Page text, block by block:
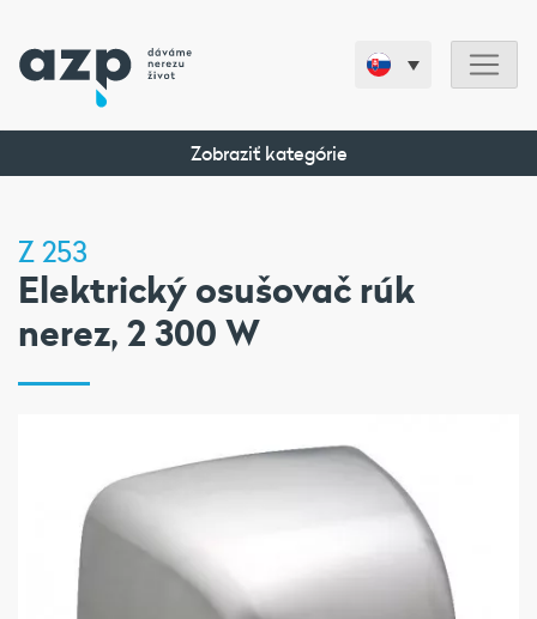
Zobraziť kategórie
Z 253
Elektrický osušovač rúk
nerez, 2 300 W